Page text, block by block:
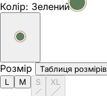
Колір: Зелений
Розмір
Таблиця розмірів
L
M S XL